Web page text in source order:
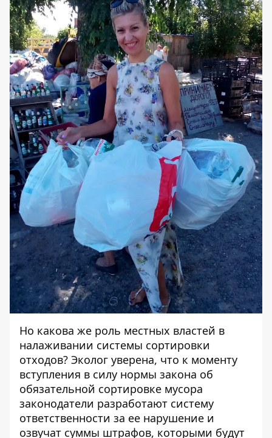
Но какова же роль местных властей в
налаживании системы сортировки
отходов? Эколог уверена, что к моменту
вступления в силу нормы закона об
обязательной сортировке мусора
законодатели разработают систему
ответственности за ее нарушение и
озвучат суммы штрафов, которыми будут